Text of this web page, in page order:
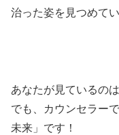
治った姿を見つめてい
あなたが見ているの
でも、カウンセラー
未来」です！